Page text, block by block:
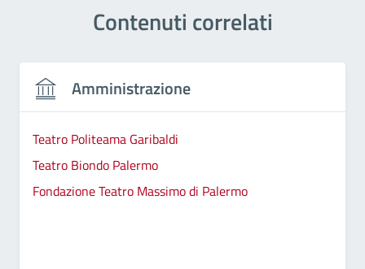
Contenuti correlati
Amministrazione
Teatro Politeama Garibaldi
Teatro Biondo Palermo
Fondazione Teatro Massimo di Palermo